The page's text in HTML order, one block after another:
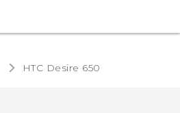
HTC Desire 650‎